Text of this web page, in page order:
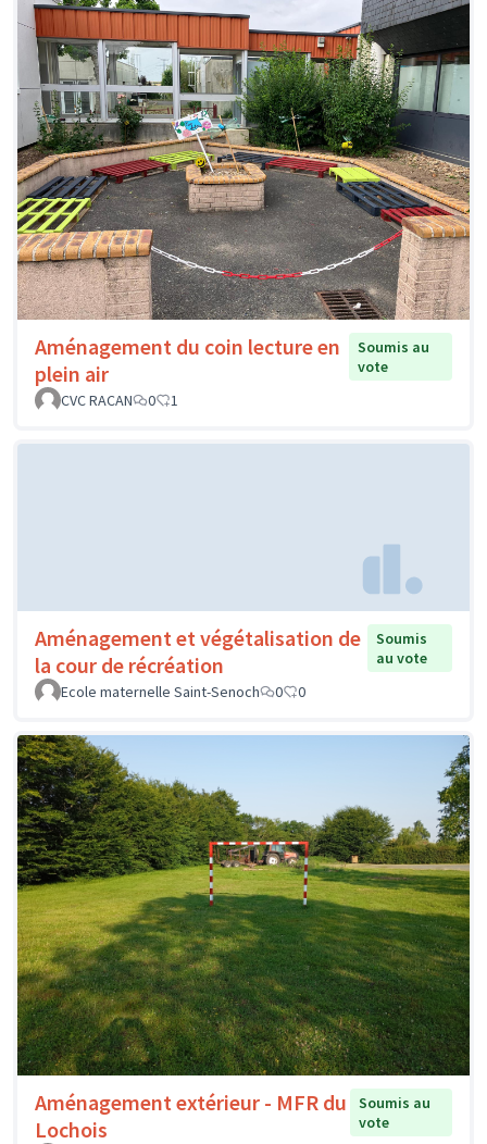
Aménagement du coin lecture en
plein air
Soumis au
vote
CVC RACAN
0 1
Aménagement et végétalisation de
la cour de récréation
Soumis
au vote
Ecole maternelle Saint-Senoch
0 0
Aménagement extérieur - MFR du
Lochois
Soumis au
vote